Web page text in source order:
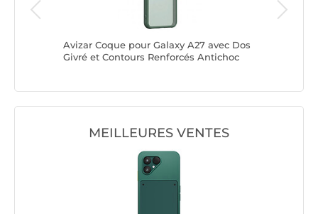
Avizar Coque pour Galaxy A27 avec Dos
Givré et Contours Renforcés Antichoc
MEILLEURES VENTES